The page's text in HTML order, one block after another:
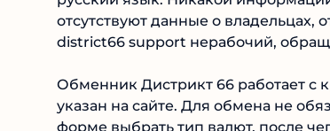
Сайт district 66 работает с 2024
русский язык. Никакой
district66 support нерабочий,
Обменник Дистрикт 66 работает с